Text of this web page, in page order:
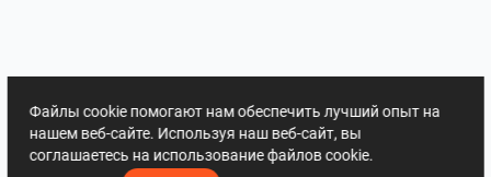
Файлы cookie помогают нам обеспечить лучший опыт на
нашем веб-сайте. Используя наш веб-сайт, вы
соглашаетесь на использование файлов cookie.